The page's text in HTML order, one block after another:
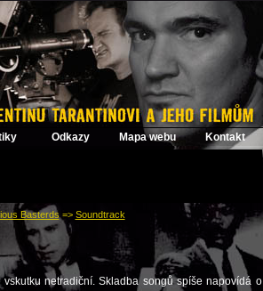
Odkazy Mapa webu Kontakt
Basterds=> Soundtrack
netradiční. Skladba songů spíše napovídá o